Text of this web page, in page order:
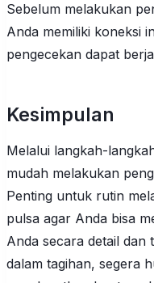
Sebelum melakukan
Anda memiliki koneksi
pengecekan dapat
Kesimpulan
Melalui langkah-
mudah melakukan
Penting untuk rutin
pulsa agar Anda bisa
Anda secara detail
dalam tagihan, segera